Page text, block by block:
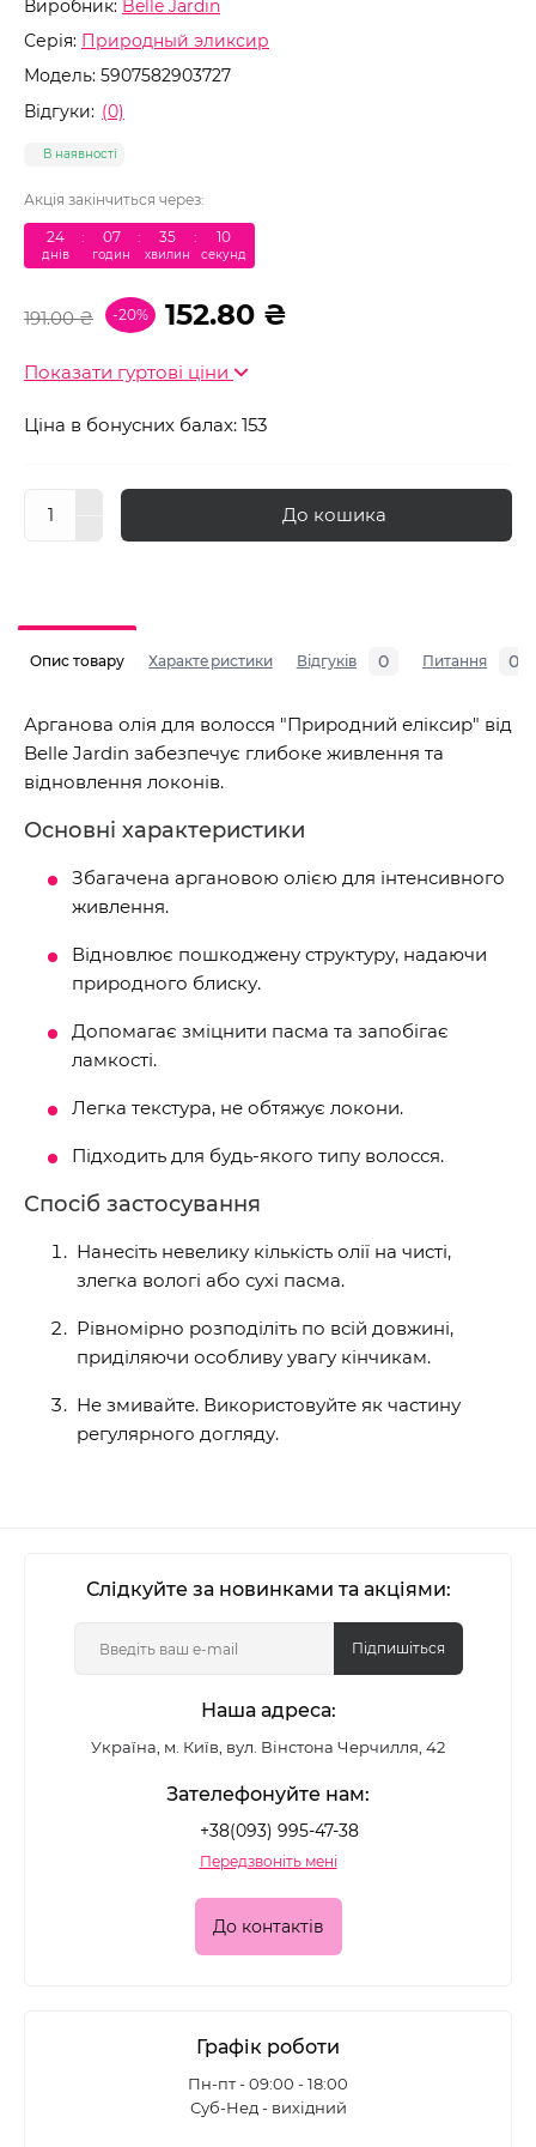
Виробник: Belle Jardin
Серія: Природный эликсир
Модель: 5907582903727
Відгуки: (0)
В наявності
Акція закінчиться через:
24
днів
: 07
годин
: 35
хвилин
: 10
секунд
191.00 ₴ -20% 152.80 ₴
Показати гуртові ціни
Ціна в бонусних балах: 153
До кошика
Опис товару Характеристики Відгуків 0 Питання 0
Арганова олія для волосся "Природний еліксир" від
Belle Jardin забезпечує глибоке живлення та
відновлення локонів.
Основні характеристики
Збагачена аргановою олією для інтенсивного
живлення.
Відновлює пошкоджену структуру, надаючи
природного блиску.
Допомагає зміцнити пасма та запобігає
ламкості.
Легка текстура, не обтяжує локони.
Підходить для будь-якого типу волосся.
Спосіб застосування
Нанесіть невелику кількість олії на чисті,
злегка вологі або сухі пасма.
Рівномірно розподіліть по всій довжині,
приділяючи особливу увагу кінчикам.
Не змивайте. Використовуйте як частину
регулярного догляду.
Слідкуйте за новинками та акціями:
Підпишіться
Наша адреса:
Україна, м. Київ, вул. Вінстона Черчилля, 42
Зателефонуйте нам:
+38(093) 995-47-38
Передзвоніть мені
До контактів
Графік роботи
Пн-пт - 09:00 - 18:00
Суб-Нед - вихідний